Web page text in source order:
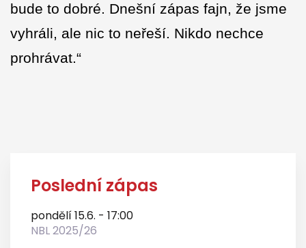
bude to dobré. Dnešní zápas fajn, že jsme
vyhráli, ale nic to neřeší. Nikdo nechce
prohrávat.“
Poslední zápas
pondělí 15.6. - 17:00
NBL 2025/26